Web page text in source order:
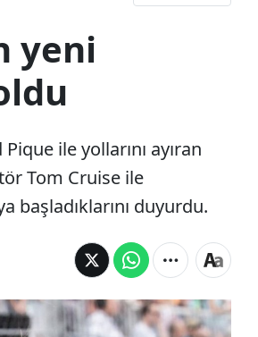
yeni
ile yollarını ayıran
Tom Cruise ile
başladıklarını duyurdu.